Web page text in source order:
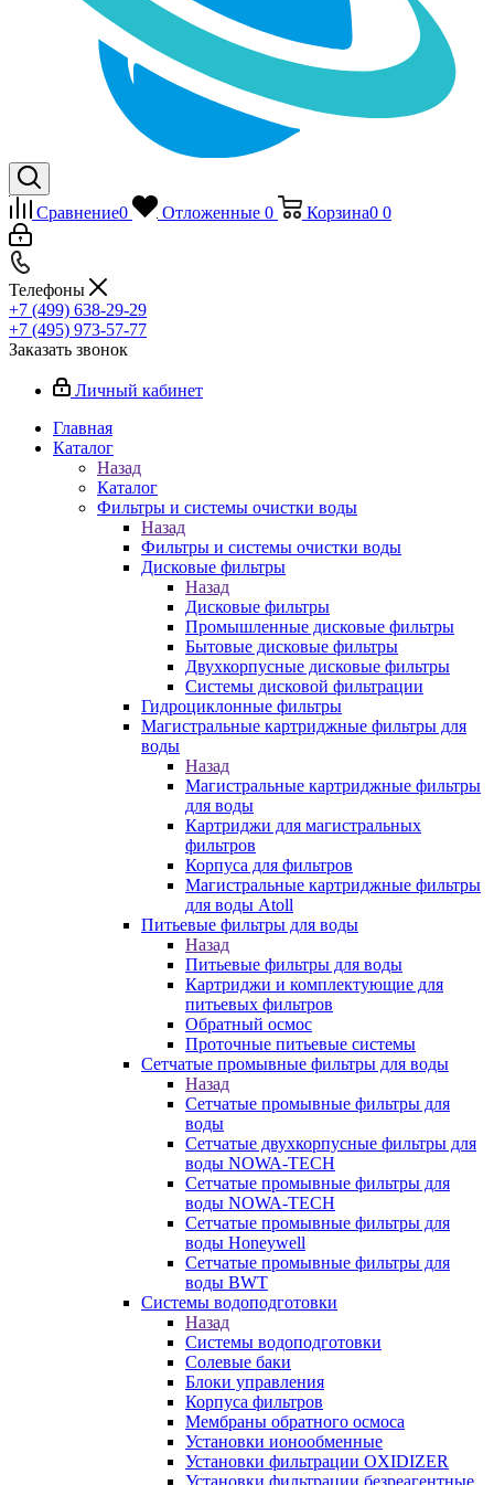
Сравнение0 Отложенные 0 Корзина0 0
Телефоны
+7 (499) 638-29-29
+7 (495) 973-57-77
Заказать звонок
Личный кабинет
Главная
Каталог
Назад
Каталог
Фильтры и системы очистки воды
Назад
Фильтры и системы очистки воды
Дисковые фильтры
Назад
Дисковые фильтры
Промышленные дисковые фильтры
Бытовые дисковые фильтры
Двухкорпусные дисковые фильтры
Системы дисковой фильтрации
Гидроциклонные фильтры
Магистральные картриджные фильтры для
воды
Назад
Магистральные картриджные фильтры
для воды
Картриджи для магистральных
фильтров
Корпуса для фильтров
Магистральные картриджные фильтры
для воды Atoll
Питьевые фильтры для воды
Назад
Питьевые фильтры для воды
Картриджи и комплектующие для
питьевых фильтров
Обратный осмос
Проточные питьевые системы
Сетчатые промывные фильтры для воды
Назад
Сетчатые промывные фильтры для
воды
Сетчатые двухкорпусные фильтры для
воды NOWA-TECH
Сетчатые промывные фильтры для
воды NOWA-TECH
Сетчатые промывные фильтры для
воды Honeywell
Сетчатые промывные фильтры для
воды BWT
Системы водоподготовки
Назад
Системы водоподготовки
Солевые баки
Блоки управления
Корпуса фильтров
Мембраны обратного осмоса
Установки ионообменные
Установки фильтрации OXIDIZER
Установки фильтрации безреагентные